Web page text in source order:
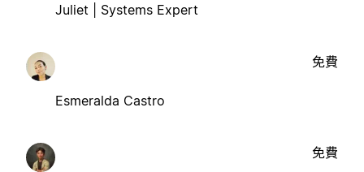
Juliet | Systems Expert
Esmeralda Castro
免費
免費